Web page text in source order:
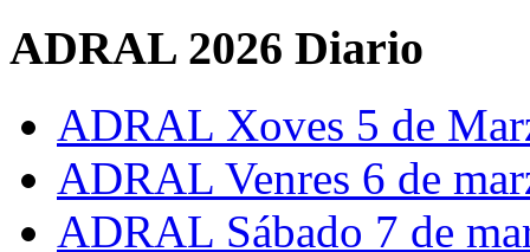
ADRAL 2026 Diario
ADRAL Xoves 5 de
ADRAL Venres 6 de
ADRAL Sábado 7 de